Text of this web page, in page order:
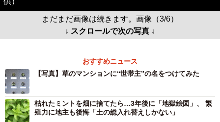
まだまだ画像は続きます。画像（3/6）
↓ スクロールで次の写真 ↓
おすすめニュース
【写真】草のマンションに“世帯主”の名をつけてみた
枯れたミントを畑に捨てたら…3年後に「地獄絵図」、 繁
殖力に地主も後悔「土の総入れ替えしかない」